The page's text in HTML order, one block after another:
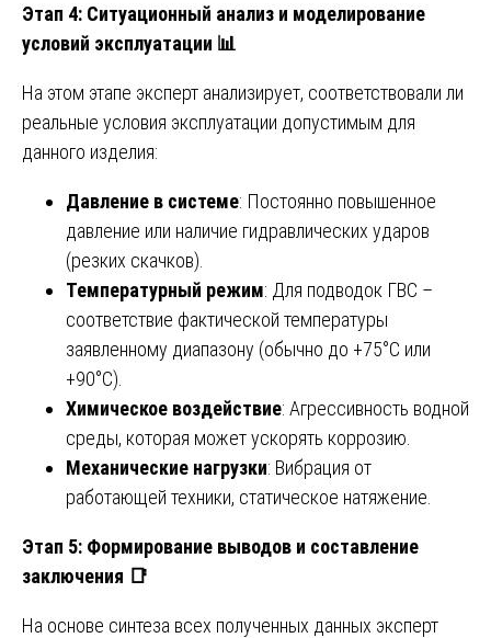
Этап 4: Ситуационный анализ и моделирование
условий эксплуатации 📊
На этом этапе эксперт анализирует, соответствовали ли
реальные условия эксплуатации допустимым для
данного изделия:
Давление в системе: Постоянно повышенное
давление или наличие гидравлических ударов
(резких скачков).
Температурный режим: Для подводок ГВС –
соответствие фактической температуры
заявленному диапазону (обычно до +75°C или
+90°C).
Химическое воздействие: Агрессивность водной
среды, которая может ускорять коррозию.
Механические нагрузки: Вибрация от
работающей техники, статическое натяжение.
Этап 5: Формирование выводов и составление
заключения 📑
На основе синтеза всех полученных данных эксперт